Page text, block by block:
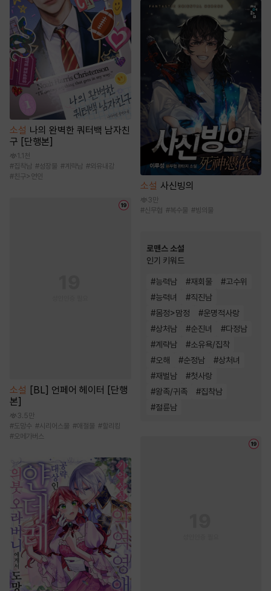
소설 나의 완벽한 쿼터백 남자친
구 [단행본]
1.1천
#집착남 #성장물 # 계략남 #외유내강
#친구>연인
소설 [BL] 언페어 헤이터 [단행
본]
3.5만
#도망수 #시리어스물 #애절물 #할리킹
#오메가버스
소설 사신빙의
3만
#신무협 #복수물 #빙의물
로맨스 소설
인기 키워드
#능력남 #재회물 #고수위
#능력녀 #직진남
#몸정>맘정 #운명적사랑
#상처남 #순진녀 #다정남
#계략남 #소유욕/집착
#오해 #순정남 #상처녀
#재벌남 #첫사랑
#왕족/귀족 #집착남
#절륜남